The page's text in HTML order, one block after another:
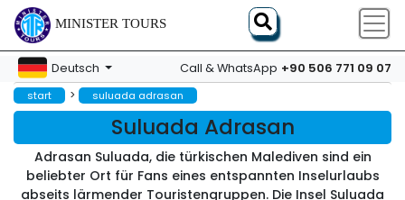
MINISTER TOURS
Deutsch Call & WhatsApp +90 506 771 09 07
start > suluada adrasan
Suluada Adrasan
Adrasan Suluada, die türkischen Malediven sind ein
beliebter Ort für Fans eines entspannten Inselurlaubs
abseits lärmender Touristengruppen. Die Insel Suluada